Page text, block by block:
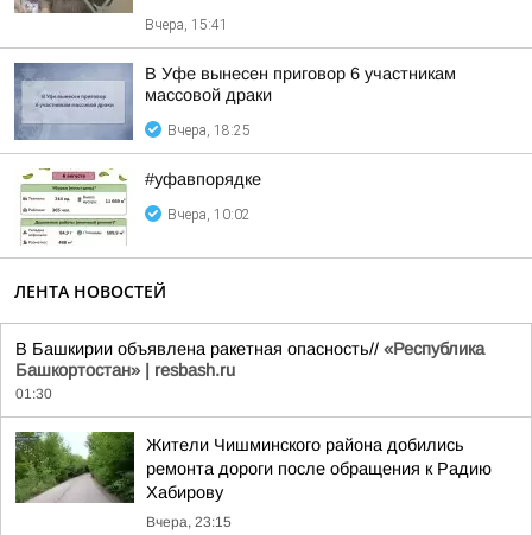
Вчера, 15:41
В Уфе вынесен приговор 6 участникам
массовой драки
Вчера, 18:25
#уфавпорядке
Вчера, 10:02
ЛЕНТА НОВОСТЕЙ
В Башкирии объявлена ракетная опасность// «Республика
Башкортостан» | resbash.ru
01:30
Жители Чишминского района добились
ремонта дороги после обращения к Радию
Хабирову
Вчера, 23:15